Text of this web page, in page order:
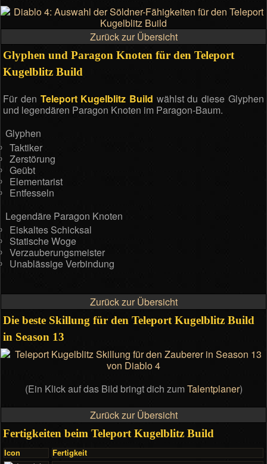
Zurück zur Übersicht
Glyphen und Paragon Knoten für den Teleport
Kugelblitz Build
Für den Teleport Kugelblitz Build wählst du diese Glyphen
und legendären Paragon Knoten im Paragon-Baum.
Glyphen
Taktiker
Zerstörung
Geübt
Elementarist
Entfesseln
Legendäre Paragon Knoten
Eiskaltes Schicksal
Statische Woge
Verzauberungsmeister
Unablässige Verbindung
Zurück zur Übersicht
Die beste Skillung für den Teleport Kugelblitz Build
in Season 13
(Ein Klick auf das Bild bringt dich zumTalentplaner)
Zurück zur Übersicht
Fertigkeiten beim Teleport Kugelblitz Build
Icon Fertigkeit